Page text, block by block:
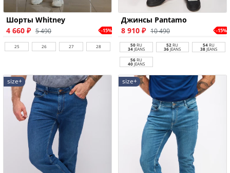
Шорты Whitney
4 660 ₽ 5 490 -15%
25 26 27 28
Джинсы Pantamo
8 910 ₽ 10 490 -15%
50RU
34JEANS
52RU
36JEANS
54RU
38JEANS
56RU
40JEANS
size+ size+